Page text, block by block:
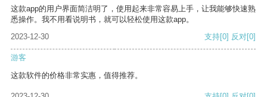
这款app的用户界面简洁明了，使用起来非常容易上手，让我能够快速熟
悉操作。我不用看说明书，就可以轻松使用这款app。
2023-12-30
支持[0] 反对[0]
游客
这款软件的价格非常实惠，值得推荐。